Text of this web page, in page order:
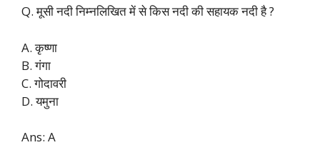
Q. मूसी नदी निम्नलिखित में से किस नदी की सहायक नदी है ?
A. कृष्णा
B. गंगा
C. गोदावरी
D. यमुना
Ans: A